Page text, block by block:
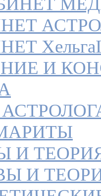
ХельгаI
И
И
И